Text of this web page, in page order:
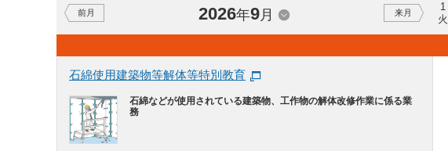
前月 2026年9月 来月
1
火
石綿使用建築物等解体等特別教育
石綿などが使用されている建築物、工作物の解体改修作業に係る業
務